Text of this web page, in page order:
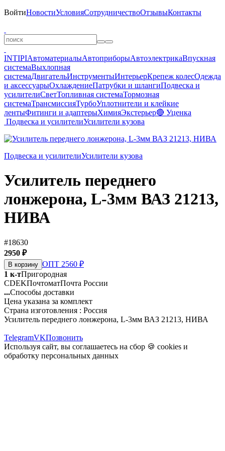
ВойтиНовостиУсловияСотрудничествоОтзывыКонтакты
INTIPIАвтоматериалыАвтоприборыАвтоэлектрикаВпускная
системаВыхлопная
системаДвигательИнструментыИнтерьерКрепеж колесОдежда
и аксессуарыОхлаждениеПатрубки и шлангиПодвеска и
усилителиСветТопливная системаТормозная
системаТрансмиссияТурбоУплотнители и клейкие
лентыФитинги и адаптерыХимияЭкстерьер🔴 Уценка
Подвеска и усилителиУсилители кузова
Подвеска и усилителиУсилители кузова
Усилитель переднего
лонжерона, L-3мм ВАЗ 21213,
НИВА
#18630
2950 ₽
В корзину ОПТ 2560 ₽
1 к-тПригородная
CDEKПочтоматПочта России
...Способы доставки
Цена указана за комплект
Страна изготовления : Россия
Усилитель переднего лонжерона, L-3мм ВАЗ 21213, НИВА
TelegramVKПозвонить
Используя сайт, вы соглашаетесь на сбор 🍪 cookies и
обработку персональных данных